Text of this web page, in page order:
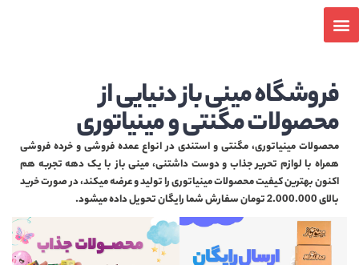
فروشگاه مینی باز دنیایی از
محصولات مگنتی و مینیاتوری
محصولات مینیاتوری، مگنتی و استندی در انواع عمده فروشی و خرده فروشی
همراه با لوازم تحریر جذاب و دوست داشتنی، مینی باز با یک دهه تجربه هم
اکنون بهترین کیفیت محصولات مینیاتوری را تولید و عرضه میکند، در صورت خرید
بالای 2.000.000 تومان سفارش شما رایگان تحویل داده میشود.